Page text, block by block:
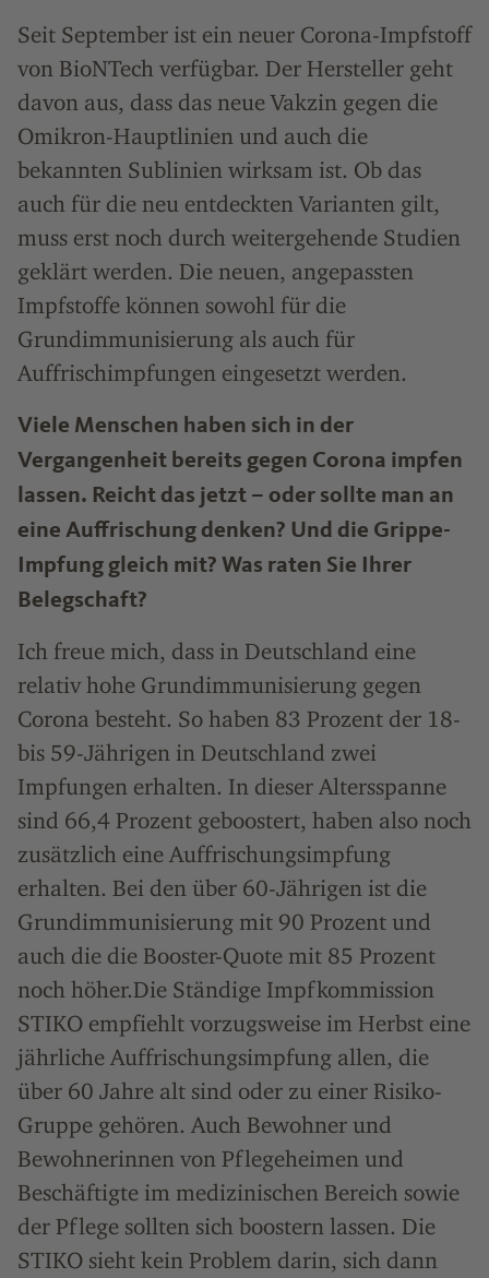
Seit September ist ein neuer Corona-Impfstoff
von BioNTech verfügbar. Der Hersteller geht
davon aus, dass das neue Vakzin gegen die
Omikron-Hauptlinien und auch die
bekannten Sublinien wirksam ist. Ob das
auch für die neu entdeckten Varianten gilt,
muss erst noch durch weitergehende Studien
geklärt werden. Die neuen, angepassten
Impfstoffe können sowohl für die
Grundimmunisierung als auch für
Auffrischimpfungen eingesetzt werden.
Viele Menschen haben sich in der
Vergangenheit bereits gegen Corona impfen
lassen. Reicht das jetzt – oder sollte man an
eine Auffrischung denken? Und die Grippe-
Impfung gleich mit? Was raten Sie Ihrer
Belegschaft?
Ich freue mich, dass in Deutschland eine
relativ hohe Grundimmunisierung gegen
Corona besteht. So haben 83 Prozent der 18-
bis 59-Jährigen in Deutschland zwei
Impfungen erhalten. In dieser Altersspanne
sind 66,4 Prozent geboostert, haben also noch
zusätzlich eine Auffrischungsimpfung
erhalten. Bei den über 60-Jährigen ist die
Grundimmunisierung mit 90 Prozent und
auch die die Booster-Quote mit 85 Prozent
noch höher.Die Ständige Impfkommission
STIKO empfiehlt vorzugsweise im Herbst eine
jährliche Auffrischungsimpfung allen, die
über 60 Jahre alt sind oder zu einer Risiko-
Gruppe gehören. Auch Bewohner und
Bewohnerinnen von Pflegeheimen und
Beschäftigte im medizinischen Bereich sowie
der Pflege sollten sich boostern lassen. Die
STIKO sieht kein Problem darin, sich dann